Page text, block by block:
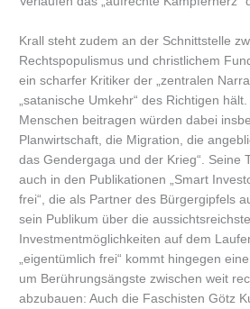
Krall steht zudem an der Schnittstelle
Rechtspopulismus und christlichem
ein scharfer Kritiker der „zentralen
„satanische Umkehr“ des Richtigen
Menschen beitragen würden dabei
Planwirtschaft, die Migration, die
das Gendergaga und der Krieg“. Seine
auch in den Publikationen „Smart
frei“, die als Partner des Bürgergipfels
sein Publikum über die
Investmentmöglichkeiten auf dem
„eigentümlich frei“ kommt hingegen
um Berührungsängste zwischen weit
abzubauen: Auch die Faschisten Götz